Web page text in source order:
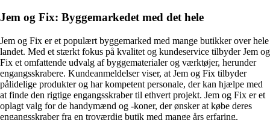
Jem og Fix: Byggemarkedet med det hele
Jem og Fix er et populært byggemarked med mange butikker over hele
landet. Med et stærkt fokus på kvalitet og kundeservice tilbyder Jem og
Fix et omfattende udvalg af byggematerialer og værktøjer, herunder
engangsskrabere. Kundeanmeldelser viser, at Jem og Fix tilbyder
pålidelige produkter og har kompetent personale, der kan hjælpe med
at finde den rigtige engangsskraber til ethvert projekt. Jem og Fix er et
oplagt valg for de handymænd og -koner, der ønsker at købe deres
engangsskraber fra en troværdig butik med mange års erfaring.